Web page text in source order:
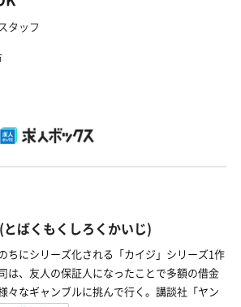
タッフ
(とばくもくしろくかいじ)
ちにシリーズ化される「カイジ」シリーズ1作
は、友人の保証人になったことで多額の借金
々なギャンブルに挑んで行く。講談社「ヤン